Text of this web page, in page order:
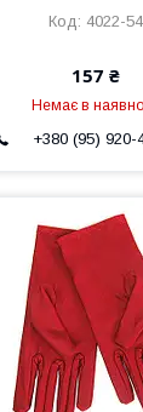
4022-54
157 ₴
Немає в
+380 (95) 920-